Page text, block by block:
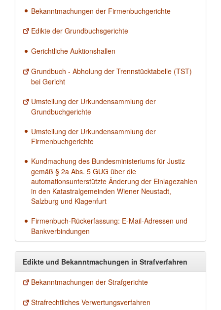
Bekanntmachungen der Firmenbuchgerichte
Edikte der Grundbuchsgerichte
Gerichtliche Auktionshallen
Grundbuch - Abholung der Trennstücktabelle (TST)
bei Gericht
Umstellung der Urkundensammlung der
Grundbuchgerichte
Umstellung der Urkundensammlung der
Firmenbuchgerichte
Kundmachung des Bundesministeriums für Justiz
gemäß § 2a Abs. 5 GUG über die
automationsunterstützte Änderung der Einlagezahlen
in den Katastralgemeinden Wiener Neustadt,
Salzburg und Klagenfurt
Firmenbuch-Rückerfassung: E-Mail-Adressen und
Bankverbindungen
Edikte und Bekanntmachungen in Strafverfahren
Bekanntmachungen der Strafgerichte
Strafrechtliches Verwertungsverfahren